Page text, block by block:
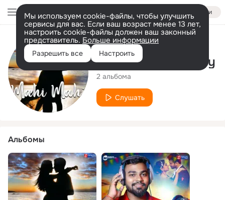
Войти
Мы используем cookie-файлы, чтобы улучшить
сервисы для вас. Если ваш возраст менее 13 лет,
настроить cookie-файлы должен ваш законный
представитель. Больше информации
Разрешить все Настроить
Исполнитель
Abhishek Samantray
2 альбома
Слушать
Альбомы